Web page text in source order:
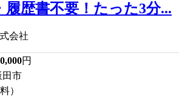
履歴書不要！たった3分...
会社
円
田市
）